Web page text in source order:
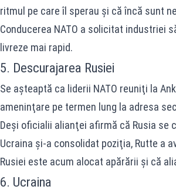
ritmul pe care îl sperau şi că încă sunt
Conducerea NATO a solicitat industriei
livreze mai rapid.
5. Descurajarea Rusiei
Se aşteaptă ca liderii NATO reuniţi la
ameninţare pe termen lung la adresa
Deşi oficialii alianţei afirmă că Rusia
Ucraina şi-a consolidat poziţia, Rutte a
Rusiei este acum alocat apărării şi că
6. Ucraina